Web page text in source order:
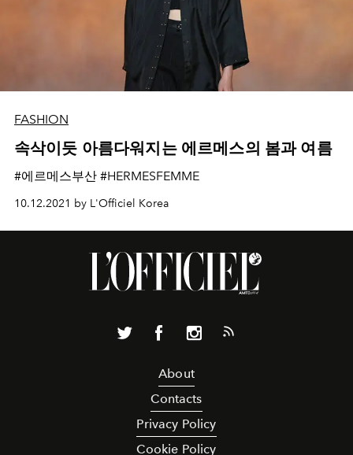
FASHION
속삭이듯 아름다워지는 에르메스의 봄과 여름
#에르메스부산 #HERMESFEMME
10.12.2021 by L'Officiel Korea
About
Contacts
Privacy Policy
Cookie Policy